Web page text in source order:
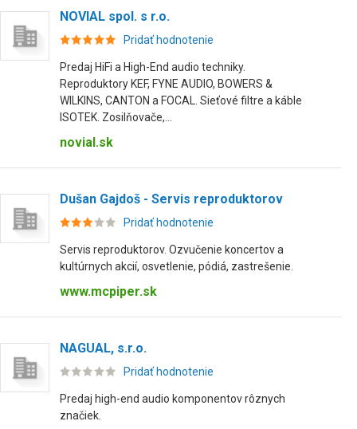
NOVIAL spol. s r.o.
Pridať hodnotenie
Predaj HiFi a High-End audio techniky.
Reproduktory KEF, FYNE AUDIO, BOWERS &
WILKINS, CANTON a FOCAL. Sieťové filtre a káble
ISOTEK. Zosilňovače,...
novial.sk
Dušan Gajdoš - Servis reproduktorov
Pridať hodnotenie
Servis reproduktorov. Ozvučenie koncertov a
kultúrnych akcií, osvetlenie, pódiá, zastrešenie.
www.mcpiper.sk
NAGUAL, s.r.o.
Pridať hodnotenie
Predaj high-end audio komponentov rôznych
značiek.